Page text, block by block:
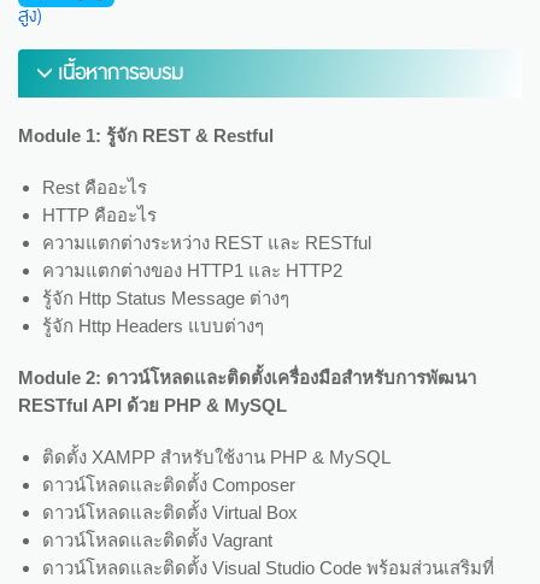
สูง)
เนื้อหาการอบรม
Module 1: รู้จัก REST & Restful
Rest คืออะไร
HTTP คืออะไร
ความแตกต่างระหว่าง REST และ RESTful
ความแตกต่างของ HTTP1 และ HTTP2
รู้จัก Http Status Message ต่างๆ
รู้จัก Http Headers แบบต่างๆ
Module 2: ดาวน์โหลดและติดตั้งเครื่องมือสำหรับการพัฒนา
RESTful API ด้วย PHP & MySQL
ติดตั้ง XAMPP สำหรับใช้งาน PHP & MySQL
ดาวน์โหลดและติดตั้ง Composer
ดาวน์โหลดและติดตั้ง Virtual Box
ดาวน์โหลดและติดตั้ง Vagrant
ดาวน์โหลดและติดตั้ง Visual Studio Code พร้อมส่วนเสริมที่